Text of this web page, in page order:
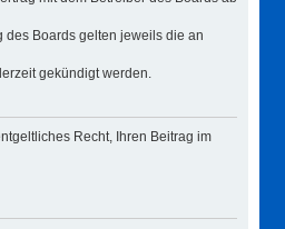
des Boards gelten jeweils die an
gekündigt werden.
Recht, Ihren Beitrag im